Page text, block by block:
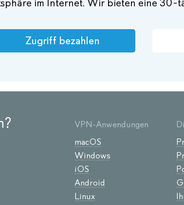
im Internet. Wir bieten eine
Zugriff bezahlen
VPN-Anwendungen
macOS
Windows
iOS
Android
Linux